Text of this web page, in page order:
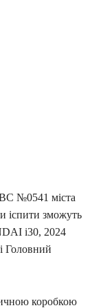
№0541 міста
іспити зможуть
i30, 2024
Головний
коробкою